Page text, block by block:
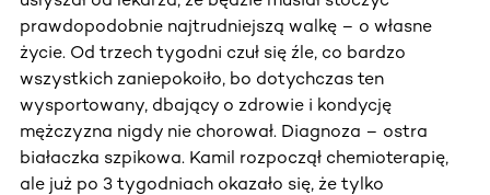
prawdopodobnie najtrudniejszą walkę – o własne
życie. Od trzech tygodni czuł się źle, co bardzo
wszystkich zaniepokoiło, bo dotychczas ten
wysportowany, dbający o zdrowie i kondycję
mężczyzna nigdy nie chorował. Diagnoza – ostra
białaczka szpikowa. Kamil rozpoczął chemioterapię,
ale już po 3 tygodniach okazało się, że tylko